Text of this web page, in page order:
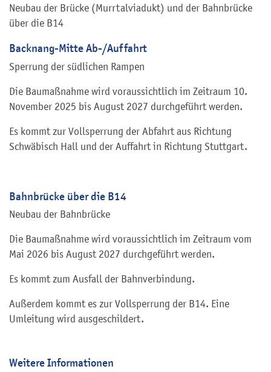
Neubau der Brücke (Murrtalviadukt) und der Bahnbrücke
über die B14
Backnang-Mitte Ab-/Auffahrt
Sperrung der südlichen Rampen
Die Baumaßnahme wird voraussichtlich im Zeitraum 10.
November 2025 bis August 2027 durchgeführt werden.
Es kommt zur Vollsperrung der Abfahrt aus Richtung
Schwäbisch Hall und der Auffahrt in Richtung Stuttgart.
Bahnbrücke über die B14
Neubau der Bahnbrücke
Die Baumaßnahme wird voraussichtlich im Zeitraum vom
Mai 2026 bis August 2027 durchgeführt werden.
Es kommt zum Ausfall der Bahnverbindung.
Außerdem kommt es zur Vollsperrung der B14. Eine
Umleitung wird ausgeschildert.
Weitere Informationen